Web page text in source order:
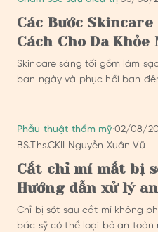
Các Bước
Cách Cho Da Khỏe
Skincare sáng tối gồm làm
ban ngày và phục hồi ban
Phẫu thuật thẩm mỹ·02/08/
BS.Ths.CKII Nguyễn Xuân Vũ
Cắt chỉ mí mắt bị
Hướng dẫn xử lý
Chỉ bị sót sau cắt mí không
bác sỹ có thể loại bỏ an